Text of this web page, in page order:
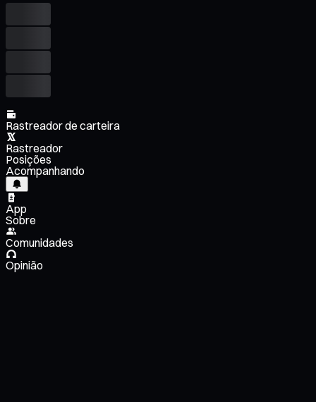
Rastreador de carteira
Rastreador
Posições
Acompanhando
App
Sobre
Comunidades
Opinião